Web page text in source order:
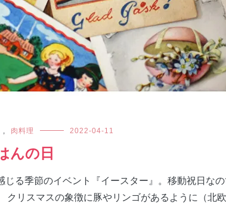
, 肉料理 2022-04-11
んの日
じる季節のイベント『イースター』。移動祝日な
クリスマスの象徴に豚やリンゴがあるように（北